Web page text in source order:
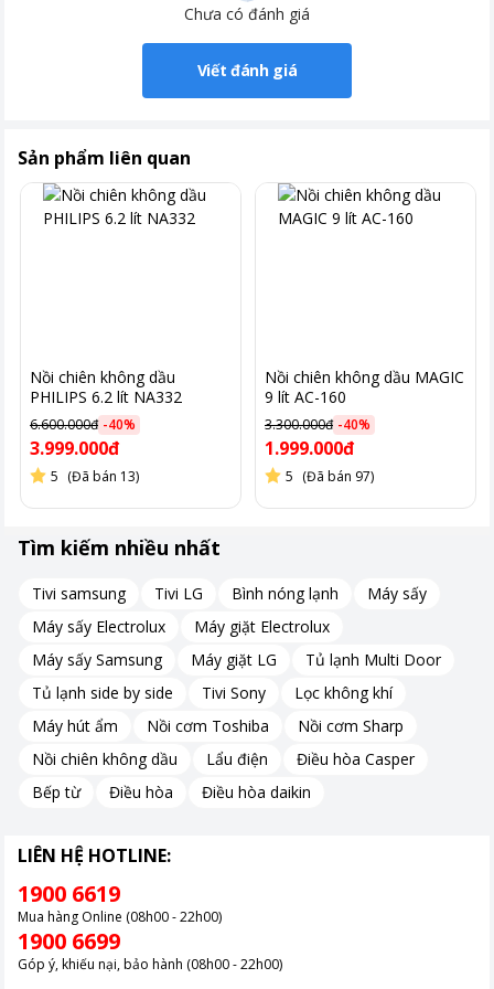
*Hình ảnh chỉ mang tính chất minh họa
Công nghệ RapidAir giúp món ăn chín đều và giảm lượng chất
béo
Sản phẩm được trang bị công nghệ RapidAir với luồng khí nóng
thực phẩm trong suốt quá trình chế biến.
Nhờ đó, món ăn có lớp ngoài vàng giòn trong khi vẫn giữ được
độ mềm bên trong, đồng thời giảm đến 90% lượng chất béo so
với phương pháp chiên ngập dầu, góp phần mang đến những
bữa ăn lành mạnh hơn cho cả gia đình.
Chưa có đánh giá
Viết đánh giá
Sản phẩm liên quan
Nồi chiên không dầu
PHILIPS 6.2 lít NA332
6.600.000đ -40%
3.999.000đ
5 (Đã bán 13)
Nồi chiên không dầu MAGIC
9 lít AC-160
3.300.000đ -40%
1.999.000đ
5 (Đã bán 97)
Tìm kiếm nhiều nhất
Tivi samsung Tivi LG Bình nóng lạnh
Máy sấy
Máy sấy Electrolux
Máy giặt Electrolux
Máy sấy Samsung
Máy giặt LG
Tủ lạnh Multi Door
Tủ lạnh side by side
Tivi Sony
Lọc không khí
Máy hút ẩm
Nồi cơm Toshiba
Nồi cơm Sharp
Nồi chiên không dầu
Lẩu điện
Điều hòa Casper
Bếp từ
Điều hòa Điều hòa daikin
LIÊN HỆ HOTLINE:
1900 6619
Mua hàng Online (08h00 - 22h00)
1900 6699
Góp ý, khiếu nại, bảo hành (08h00 - 22h00)